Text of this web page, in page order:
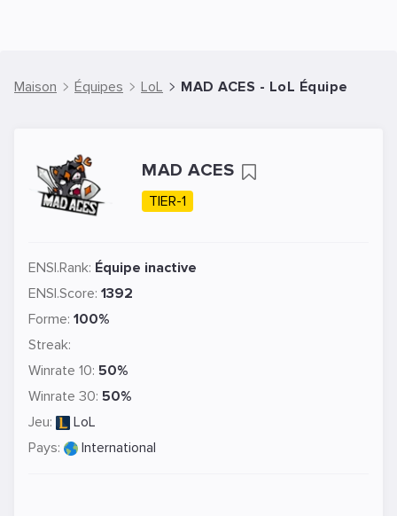
Maison Équipes LoL MAD ACES - LoL Équipe
MAD ACES
TIER-1
ENSI.Rank: Équipe inactive
ENSI.Score: 1392
Forme: 100%
Streak:
Winrate 10: 50%
Winrate 30: 50%
Jeu:
LoL
Pays:
International